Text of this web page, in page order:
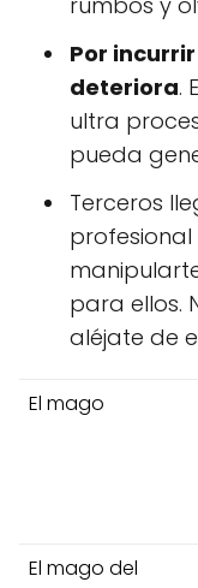
Por
deteriora.
ultra
pueda
Terceros
para ellos.
aléjate de
El mago
El mago del